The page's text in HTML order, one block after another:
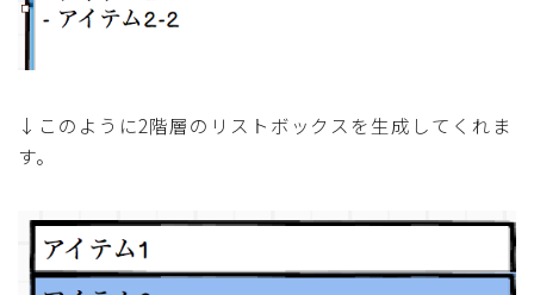
↓このように2階層のリストボックスを生成してくれま
す。